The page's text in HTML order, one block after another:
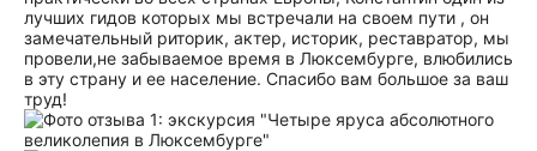
лучших гидов которых мы встречали на своем пути , он
замечательный риторик, актер, историк, реставратор, мы
провели,не забываемое время в Люксембурге, влюбились
в эту страну и ее население. Спасибо вам большое за ваш
труд!